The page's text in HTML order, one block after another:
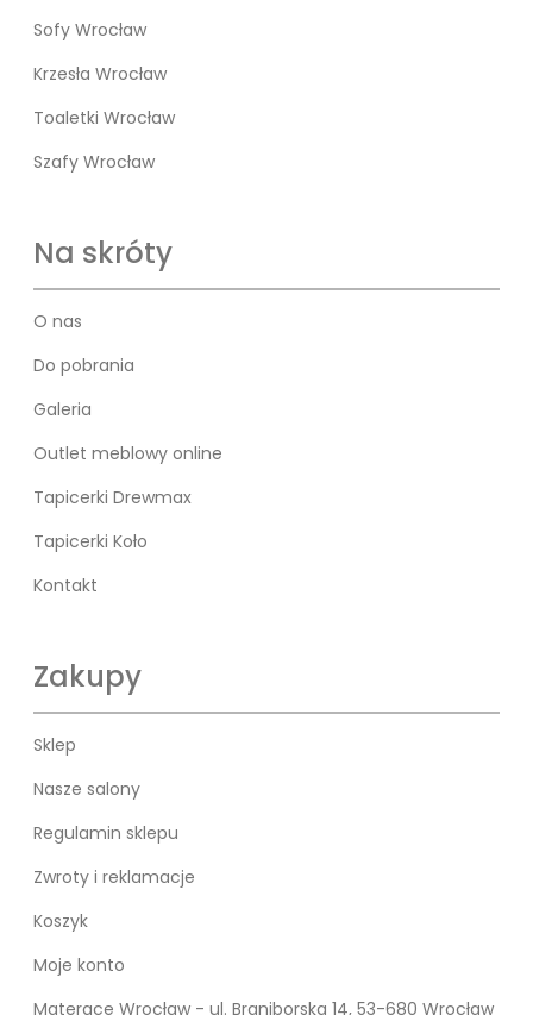
Sofy Wrocław
Krzesła Wrocław
Toaletki Wrocław
Szafy Wrocław
Na skróty
O nas
Do pobrania
Galeria
Outlet meblowy online
Tapicerki Drewmax
Tapicerki Koło
Kontakt
Zakupy
Sklep
Nasze salony
Regulamin sklepu
Zwroty i reklamacje
Koszyk
Moje konto
Materace Wrocław - ul. Braniborska 14, 53-680 Wrocław